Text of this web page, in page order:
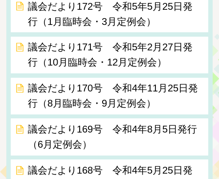
議会だより172号 令和5年5月25日発
行（1月臨時会・3月定例会）
議会だより171号 令和5年2月27日発
行（10月臨時会・12月定例会）
議会だより170号 令和4年11月25日発
行（8月臨時会・9月定例会）
議会だより169号 令和4年8月5日発行
（6月定例会）
議会だより168号 令和4年5月25日発